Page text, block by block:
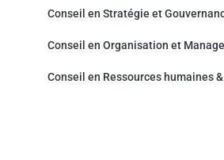
Conseil en Stratégie et
Conseil en Organisation et
Conseil en Ressources humaines